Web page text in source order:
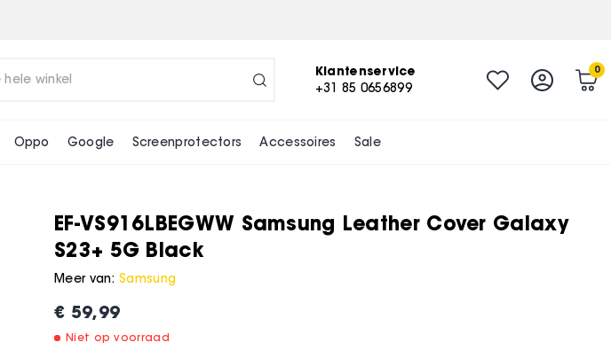
Klantenservice
+31 85 0656899
0
Oppo Google Screenprotectors Accessoires Sale
EF-VS916LBEGWW Samsung Leather Cover Galaxy
S23+ 5G Black
€ 59,99
Niet op voorraad
Meer van: Samsung